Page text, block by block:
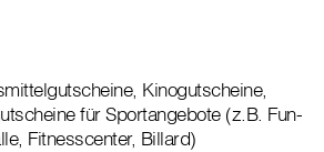
Kinogutscheine,
für Sportangebote (z.B. Fun-
Fitnesscenter, Billard)